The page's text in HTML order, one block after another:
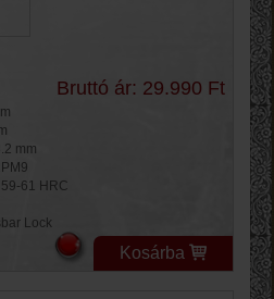
Bruttó ár: 29.990 Ft
mm
61 HRC
Lock
Kosárba